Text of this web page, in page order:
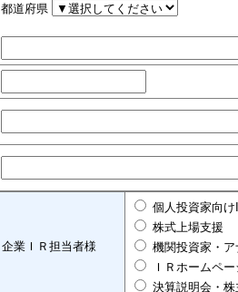
都道府県
企業ＩＲ担当者様
個人投資家向け
株式上場支援
機関投資家・
ＩＲホームペ
決算説明会・